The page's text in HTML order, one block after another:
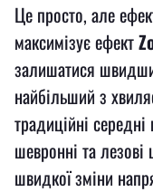
Це просто, але
максимізує ефект
залишатися
найбільший з
традиційні
шевронні та
швидкої зміни